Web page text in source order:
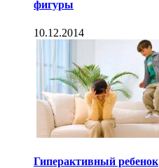
фигуры
10.12.2014
Гиперактивный ребенок